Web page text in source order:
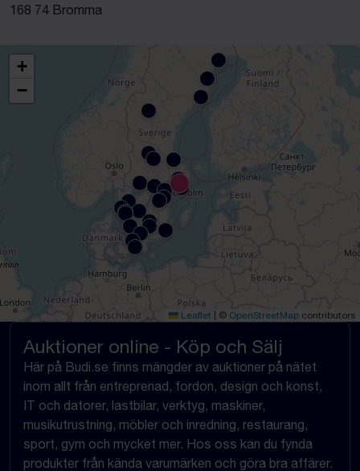
168 74 Bromma
+
−
Leaflet | © OpenStreetMap contributors
Auktioner online - Köp och Sälj
Här på Budi.se finns mängder av auktioner på nätet
inom allt från entreprenad, fordon, design och konst,
IT och datorer, lastbilar, verktyg, maskiner,
musikutrustning, möbler och inredning, restaurang,
sport, gym och mycket mer. Hos oss kan du fynda
produkter från kända varumärken och göra bra affärer.